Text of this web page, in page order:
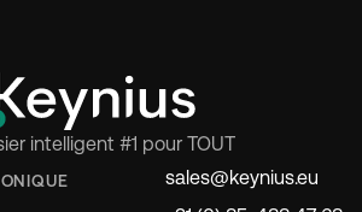
intelligent #1 pour TOUT
sales@keynius.eu